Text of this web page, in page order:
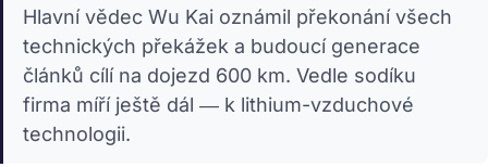
Hlavní vědec Wu Kai oznámil překonání všech
technických překážek a budoucí generace
článků cílí na dojezd 600 km. Vedle sodíku
firma míří ještě dál — k lithium-vzduchové
technologii.